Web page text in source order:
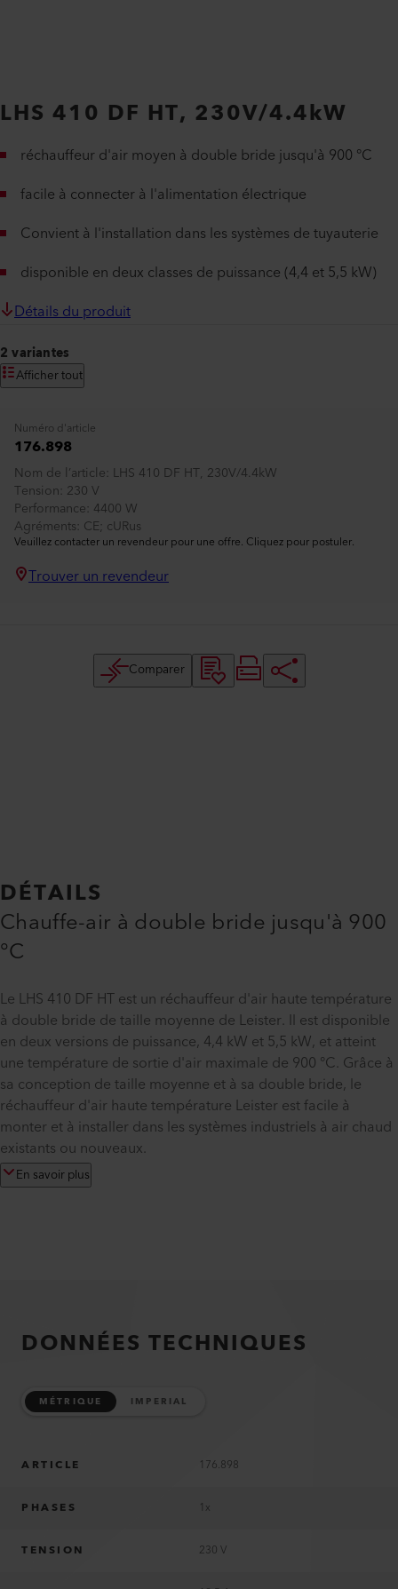
LHS 410 DF HT, 230V/4.4kW
réchauffeur d'air moyen à double bride jusqu'à 900 °C
facile à connecter à l'alimentation électrique
Convient à l'installation dans les systèmes de tuyauterie
disponible en deux classes de puissance (4,4 et 5,5 kW)
Détails du produit
2 variantes
Afficher tout
Numéro d'article
176.898
Nom de l’article LHS 410 DF HT, 230V/4.4kW
Tension 230 V
Performance 4400 W
Agréments CE; cURus
Veuillez contacter un revendeur pour une offre. Cliquez pour postuler.
Trouver un revendeur
Comparer
DÉTAILS
Chauffe-air à double bride jusqu'à 900
°C
Le LHS 410 DF HT est un réchauffeur d'air haute température
à double bride de taille moyenne de Leister. Il est disponible
en deux versions de puissance, 4,4 kW et 5,5 kW, et atteint
une température de sortie d'air maximale de 900 °C. Grâce à
sa conception de taille moyenne et à sa double bride, le
réchauffeur d'air haute température Leister est facile à
monter et à installer dans les systèmes industriels à air chaud
existants ou nouveaux.
En savoir plus
DONNÉES TECHNIQUES
MÉTRIQUE IMPERIAL
ARTICLE 176.898
PHASES 1x
TENSION 230 V